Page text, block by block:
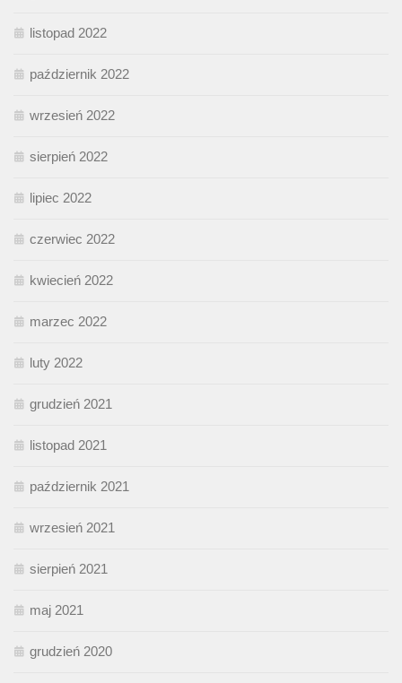
listopad 2022
październik 2022
wrzesień 2022
sierpień 2022
lipiec 2022
czerwiec 2022
kwiecień 2022
marzec 2022
luty 2022
grudzień 2021
listopad 2021
październik 2021
wrzesień 2021
sierpień 2021
maj 2021
grudzień 2020